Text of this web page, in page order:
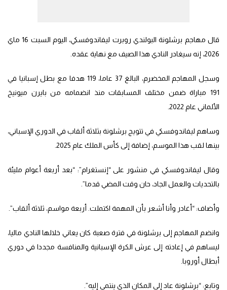
قال مهاجم برشلونة البولندي روبرت ليفاندوفسكي، اليوم السبت 16 ماي
2026، إنه سيغادر النادي هذا الصيف مع نهاية عقده.
وسجل المهاجم المخضرم، البالغ 37 عاما، 119 هدفا مع بطل إسبانيا في
191 مباراة ضمن مختلف المسابقات منذ انضمامه من بايرن ميونيخ
الألماني عام 2022.
وساهم ليفاندوفسكي في تتويج برشلونة بثلاثة ألقاب في الدوري الإسباني،
بينها لقب هذا الموسم، إضافة إلى كأس الملك عام 2025.
وقال ليفاندوفسكي في منشور على “إنستغرام”: “بعد أربعة أعوام مليئة
بالتحديات والعمل الجاد، حان وقت المضي قدما”.
وأضاف: “أغادر وأنا أشعر بأن المهمة اكتملت. أربعة مواسم، ثلاثة ألقاب”.
وانضم المهاجم إلى برشلونة في فترة صعبة كان يعاني خلالها النادي ماليا،
ليساهم في إعادته إلى عرش الكرة الإسبانية والمنافسة مجددا في دوري
أبطال أوروبا.
وتابع: “برشلونة عاد إلى المكان الذي ينتمي إليه”.